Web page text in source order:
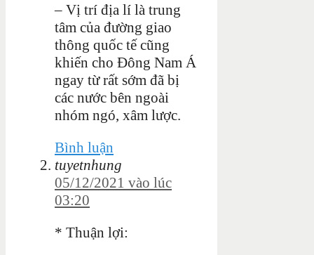
– Vị trí địa lí là trung
tâm của đường giao
thông quốc tế cũng
khiến cho Đông Nam Á
ngay từ rất sớm đã bị
các nước bên ngoài
nhóm ngó, xâm lược.
Bình luận
tuyetnhung
05/12/2021 vào lúc
03:20
* Thuận lợi: